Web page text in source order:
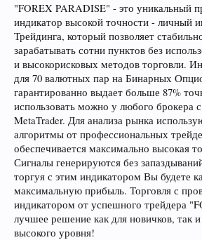
"FOREX PARADISE" - это уникальный
индикатор высокой точности - личный
Трейдинга, который позволяет
зарабатывать сотни пунктов без
и высокорисковых методов торговли.
для 70 валютных пар на Бинарных
гарантированно выдает больше 87%
использовать можно у любого брокера
MetaTrader. Для анализа рынка
алгоритмы от профессиональных
обеспечивается максимально высокая
Сигналы генерируются без
торгуя с этим индикатором Вы будете
максимальную прибыль. Торговля с
индикатором от успешного трейдера
лучшее решение как для новичков, так
высокого уровня!